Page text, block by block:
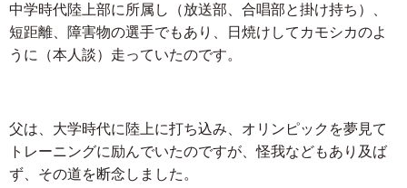
中学時代陸上部に所属し（放送部、合唱部と掛け持ち）、
短距離、障害物の選手でもあり、日焼けしてカモシカのよ
うに（本人談）走っていたのです。
父は、大学時代に陸上に打ち込み、オリンピックを夢見て
トレーニングに励んでいたのですが、怪我などもあり及ば
ず、その道を断念しました。